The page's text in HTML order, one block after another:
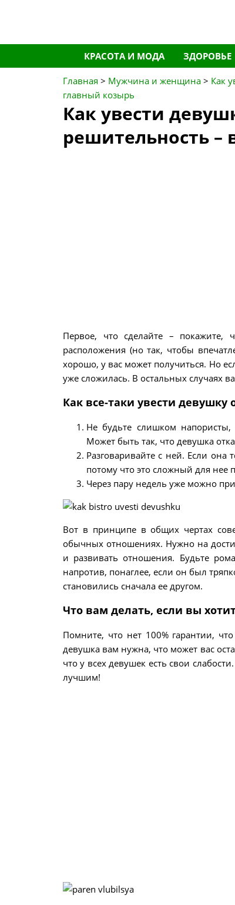
Перейти
к
содержимому
КРАСОТА И МОДА ЗДОРОВЬЕ
Главная > Мужчина и женщина > Как
главный козырь
Как увести
решительность
Первое, что сделайте –
расположения (но так, чтобы
хорошо, у вас может получиться. Но
уже сложилась. В остальных случаях
Как все-таки увести девушку
Не будьте слишком напористы,
Может быть так, что девушка
Разговаривайте с ней. Если она
потому что это сложный для нее
Через пару недель уже можно
Вот в принципе в общих чертах
обычных отношениях. Нужно на
и развивать отношения. Будьте
напротив, понаглее, если он был
становились сначала ее другом.
Что вам делать, если вы
Помните, что нет 100% гарантии,
девушка вам нужна, что может вас
что у всех девушек есть свои
лучшим!